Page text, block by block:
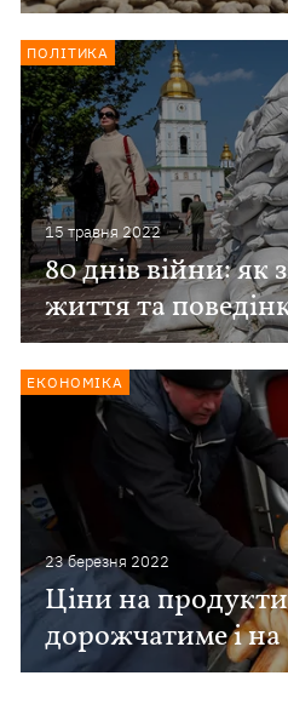
15 травня 2022
80 днів війни: як
життя та
ПОЛІТИКА
23 березня 2022
Ціни на
дорожчатиме і на
ЕКОНОМІКА